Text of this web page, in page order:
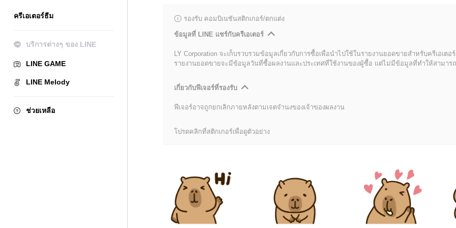
ครีเอเตอร์ธีม
บริการต่างๆ ของ LINE
LINE GAME
LINE Melody
ช่วยเหลือ
รองรับ คอมบิเนชันสติกเกอร์/ตกแต่ง
ข้อมูลที่ LINE แชร์กับครีเอเตอร์
LY Corporation จะเก็บรวบรวมข้อมูลเกี่ยวกับการซื้อเพื่อนำไปใช้ในรายงานยอดขายสำหรับครีเอเตอ
รายงานยอดขายจะมีข้อมูลวันที่ซื้อผลงานและประเทศที่ใช้งานของผู้ซื้อ แต่ไม่มีข้อมูลที่ทำให้สามาร
เกี่ยวกับฟีเจอร์ที่รองรับ
ฟีเจอร์อาจถูกยกเลิกภายหลังตามเจตจำนงของเจ้าของผลงาน
โปรดคลิกที่สติกเกอร์เพื่อดูตัวอย่าง